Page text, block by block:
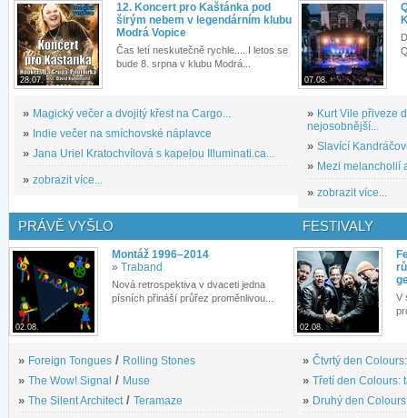
28.07.
12. Koncert pro Kaštánka pod
širým nebem v legendárním klubu
Modrá Vopice
Čas letí neskutečně rychle.... I letos se
bude 8. srpna v klubu Modrá...
» Magický večer a dvojitý křest na Cargo...
» Indie večer na smíchovské náplavce
» Jana Uriel Kratochvílová s kapelou Illuminati.ca...
» zobrazit více...
07.08.
» Kurt Vile přiveze
nejosobnější...
» Slavící
» Mezi melancholií
» zobrazit více...
PRÁVĚ VYŠLO
02.08.
Montáž 1996–2014
» Traband
Nová retrospektiva v dvaceti jedna
písních přináší průřez proměnlivou...
» Foreign Tongues / Rolling Stones
» The Wow! Signal / Muse
» The Silent Architect / Teramaze
FESTIVALY
02.08.
V
» Čtvrtý den
» Třetí den Colours:
» Druhý den